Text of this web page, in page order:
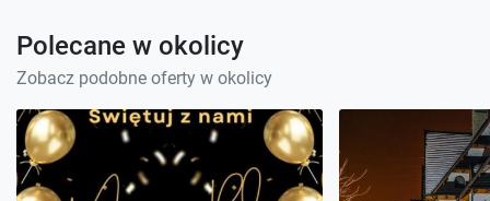
Polecane w okolicy
Zobacz podobne oferty w okolicy